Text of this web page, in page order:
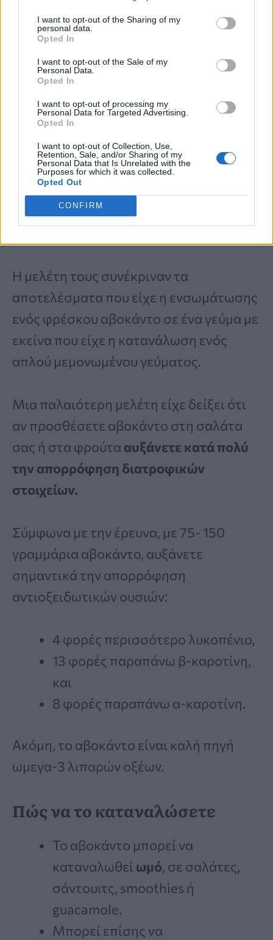
I want to opt-out of the Sharing of my
personal data.
Opted In
I want to opt-out of the Sale of my
Personal Data.
Opted In
I want to opt-out of processing my
Personal Data for Targeted Advertising.
Opted In
I want to opt-out of Collection, Use,
Retention, Sale, and/or Sharing of my
Personal Data that Is Unrelated with the
Purposes for which it was collected.
Opted Out
CONFIRM
απόγευμακαθώς το συγκεκριμένο
φρούτο αυξάνει το αίσθημα της
πληρότητας.
Τρώγοντας μισό αβοκάντο το μεσημέρι
μπορείτε να αυξήσετε το αίσθημα της
πληρότητας και να περιορίσετε το
ενδεχόμενο να ενδώσετε σε
πειρασμούς
άλλο σνακ μεταξύ των γευμάτων,
Η μελέτη τους συνέκριναν τα
αποτελέσματα που είχε η ενσωμάτωσης
ενός φρέσκου αβοκάντο σε ένα γεύμα με
εκείνα που είχε η κατανάλωση ενός
απλού μεμονωμένου γεύματος.
Μια παλαιότερη μελέτη είχε δείξει ότι
αν προσθέσετε αβοκάντο στη σαλάτα
σας ή στα φρούτα αυξάνετε κατά πολύ
την απορρόφηση διατροφικών
στοιχείων.
Σύμφωνα με την έρευνα, με 75- 150
γραμμάρια αβοκάντο, αυξάνετε
σημαντικά την απορρόφηση
αντιοξειδωτικών ουσιών:
4 φορές περισσότερο λυκοπένιο,
13 φορές παραπάνω β-καροτίνη,
και
8 φορές παραπάνω α-καροτίνη.
Ακόμη, το αβοκάντο είναι καλή πηγή
ωμεγα-3 λιπαρών οξέων.
Πώς να το καταναλώσετε
Το αβοκάντο μπορεί να
καταναλωθεί ωμό, σε σαλάτες,
σάντουιτς, smoothies ή
guacamole.
Μπορεί επίσης να